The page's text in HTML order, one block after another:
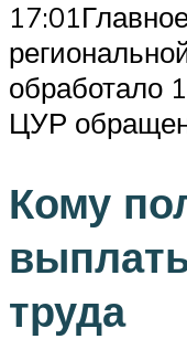
обработало
ЦУР
Кому
труда